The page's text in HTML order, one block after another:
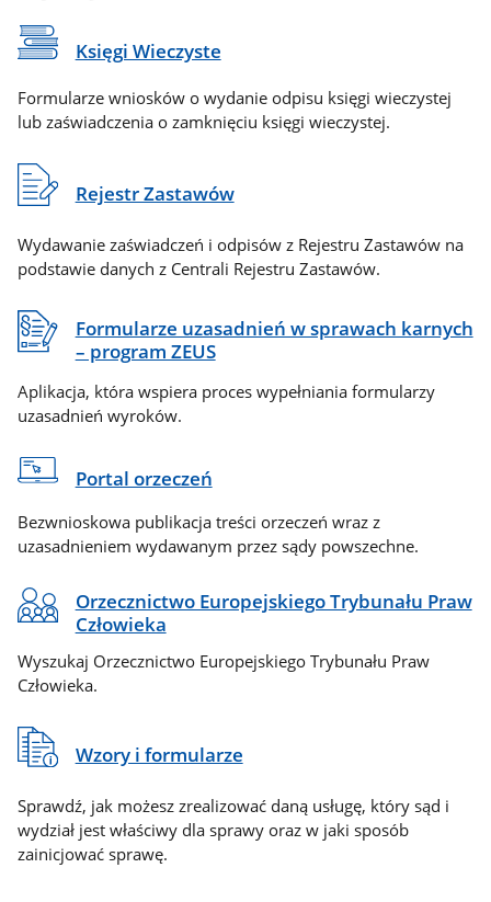
Księgi Wieczyste
Formularze wniosków o wydanie odpisu księgi wieczystej
lub zaświadczenia o zamknięciu księgi wieczystej.
Rejestr Zastawów
Wydawanie zaświadczeń i odpisów z Rejestru Zastawów na
podstawie danych z Centrali Rejestru Zastawów.
Formularze uzasadnień w sprawach karnych
– program ZEUS
Aplikacja, która wspiera proces wypełniania formularzy
uzasadnień wyroków.
Portal orzeczeń
Bezwnioskowa publikacja treści orzeczeń wraz z
uzasadnieniem wydawanym przez sądy powszechne.
Orzecznictwo Europejskiego Trybunału Praw
Człowieka
Wyszukaj Orzecznictwo Europejskiego Trybunału Praw
Człowieka.
Wzory i formularze
Sprawdź, jak możesz zrealizować daną usługę, który sąd i
wydział jest właściwy dla sprawy oraz w jaki sposób
zainicjować sprawę.